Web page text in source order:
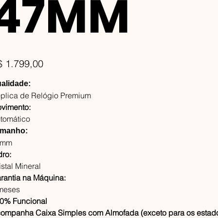
1.799,00
de Relógio Premium
Mineral
na Máquina:
Funcional
Caixa Simples com Almofada (exceto para os